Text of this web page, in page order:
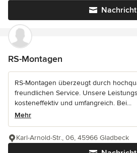
Nachricht
RS-Montagen
RS-Montagen überzeugt durch
freundlichen Service. Unsere
kosteneffektiv und umfangreich. Bei...
Mehr
Karl-Arnold-Str., 06, 45966 Gladbeck